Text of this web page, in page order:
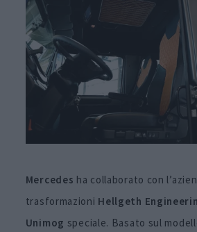
Mercedes ha collaborato con
trasformazioni Hellgeth
Unimog speciale. Basato sul